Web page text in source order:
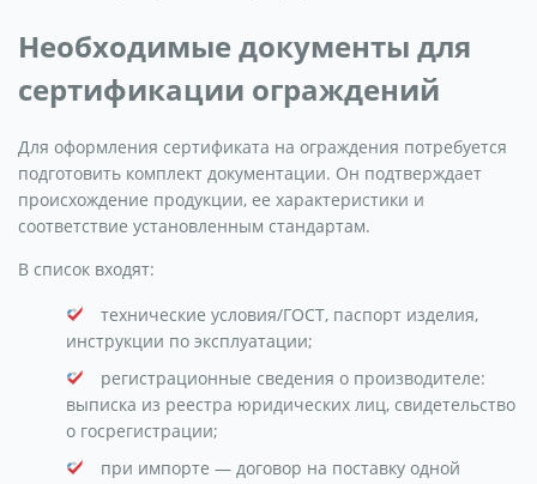
Необходимые документы для
сертификации ограждений
Для оформления сертификата на ограждения потребуется
подготовить комплект документации. Он подтверждает
происхождение продукции, ее характеристики и
соответствие установленным стандартам.
В список входят:
технические условия/ГОСТ, паспорт изделия,
инструкции по эксплуатации;
регистрационные сведения о производителе:
выписка из реестра юридических лиц, свидетельство
о госрегистрации;
при импорте — договор на поставку одной